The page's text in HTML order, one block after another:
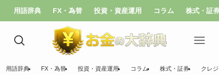
用語辞典 FX・為替 投資・資産運用 コラム 株式・証
用語辞典 FX・為替 投資・資産運用 コラム 株式・証券 クレ